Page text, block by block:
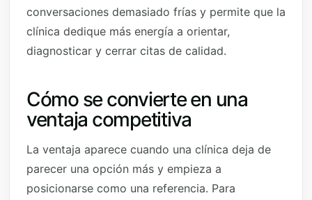
conversaciones demasiado frías y permite que la
clínica dedique más energía a orientar,
diagnosticar y cerrar citas de calidad.
Cómo se convierte en una
ventaja competitiva
La ventaja aparece cuando una clínica deja de
parecer una opción más y empieza a
posicionarse como una referencia. Para